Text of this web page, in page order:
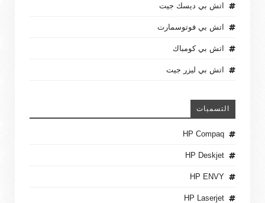
اتش بي ديسك جيت
اتش بي فوتوسمارت
اتش بي كومباك
اتش بي ليزر جيت
التسميات
HP Compaq
HP Deskjet
HP ENVY
HP Laserjet